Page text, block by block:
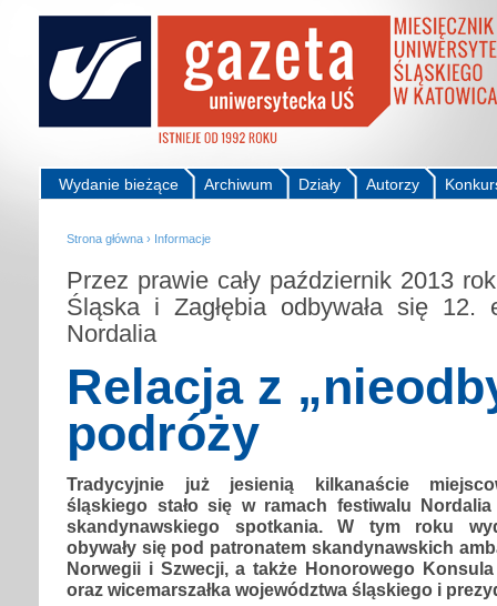
Autorzy
Działy
Archiwum
Wydanie bieżące
Strona główna › Informacje
Przez prawie cały październik 2013
Śląska i Zagłębia odbywała się 12.
Nordalia
Relacja z
podróży
Tradycyjnie już jesienią kilkanaście
śląskiego stało się w ramach festiwalu
skandynawskiego spotkania. W tym roku
obywały się pod patronatem skandynawskich
Norwegii i Szwecji, a także Honorowego
oraz wicemarszałka województwa śląskiego i